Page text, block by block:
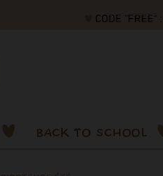
CODE "FREE" :
BACK TO SCHOOL